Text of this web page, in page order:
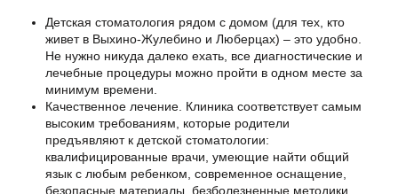
Детская стоматология рядом с домом (для тех, кто
живет в Выхино-Жулебино и Люберцах) – это удобно.
Не нужно никуда далеко ехать, все диагностические и
лечебные процедуры можно пройти в одном месте за
минимум времени.
Качественное лечение. Клиника соответствует самым
высоким требованиям, которые родители
предъявляют к детской стоматологии:
квалифицированные врачи, умеющие найти общий
язык с любым ребенком, современное оснащение,
безопасные материалы, безболезненные методики.